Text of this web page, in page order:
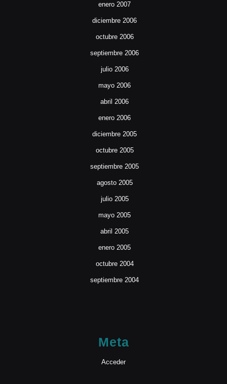
enero 2007
diciembre 2006
octubre 2006
septiembre 2006
julio 2006
mayo 2006
abril 2006
enero 2006
diciembre 2005
octubre 2005
septiembre 2005
agosto 2005
julio 2005
mayo 2005
abril 2005
enero 2005
octubre 2004
septiembre 2004
Meta
Acceder